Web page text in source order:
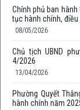
Chính phủ ban
tục hành chính,
08/05/2026
Chủ tịch UBND
4/2026
13/04/2026
Phường Quyết
hành chính năm